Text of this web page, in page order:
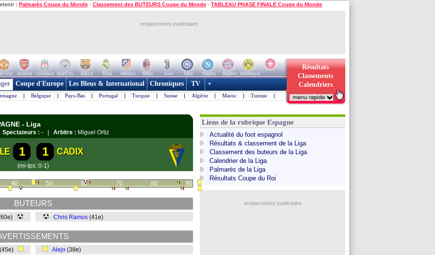
: Palmarès Coupe du Monde - Classement des BUTEURS Coupe du Monde - TABLEAU PHASE FINALE Coupe du Monde
emplacement publicitaire
Utd Arsenal Liverpool ManCity Barca Real Atletico Milan Juve Inter Naples Bayern
Dortmund
Résultats
Classements
Calendriers
Coupe d'Europe Les Bleus & International Chroniques TV +
| Belgique | Pays-Bas | Portugal | Turquie | Suisse | Algérie | Maroc | Tunisie |
- Liga
Spectateurs : - | Arbitre : Miguel Ortiz
1 1 CADIX
(mi-tps: 0-1)
40 50 60 70 80 90
BUTEURS
Chris Ramos (41e)
(45e)
Alejo (38e)
Liens de la rubrique Espagne
Actualité du foot espagnol
Résultats & classement de la Liga
Classement des buteurs de la Liga
Calendrier de la Liga
Palmarès de la Liga
Résultats Coupe du Roi
emplacement publicitaire